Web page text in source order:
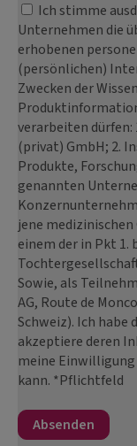
Ich stimme
Unternehmen die
erhobenen
(persönlichen)
Zwecken der
verarbeiten
(privat) GmbH; 2.
Produkte,
genannten
jene medizinischen
einem der in Pkt 1.
Sowie, als
AG, Route de
Schweiz). Ich habe
akzeptiere deren
meine
kann. *Pflichtfeld